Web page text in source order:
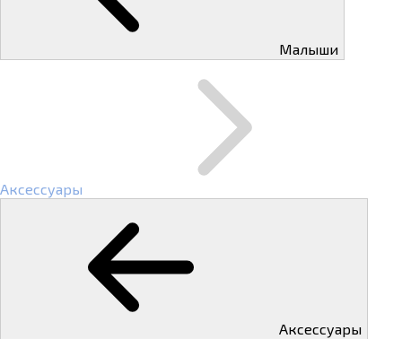
Малыши
Аксессуары
Аксессуары